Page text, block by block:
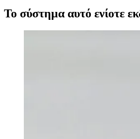
Το σύστημα αυτό ενίοτε